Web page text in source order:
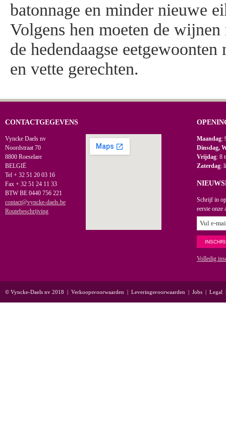
batonnage en minder nieuwe
Volgens hen moeten de wijnen
de hedendaagse
en vette gerechten.
CONTACTGEGEVENS
Vyncke Daels nv
Noordstraat 70
8800 Roeselare
BELGIË
Tel + 32 51 20 03 16
Fax + 32 51 24 11 33
BTW BE 0440 756 221
contact@vyncke-daels.be
Routebeschrijving
Maandag:
Dinsdag,
Vrijdag: 8
Zaterdag:
Schrijf in
eerste onze
Volledig
© Vyncke-Daels nv 2018 | Verkoopsvoorwaarden | Leveringsvoorwaarden | Jobs | Legal